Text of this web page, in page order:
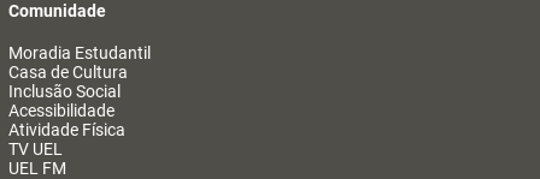
Comunidade
Moradia Estudantil
Casa de Cultura
Inclusão Social
Acessibilidade
Atividade Física
TV UEL
UEL FM